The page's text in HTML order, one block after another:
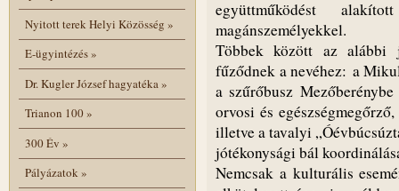
Nyitott terek Helyi Közösség »
E-ügyintézés»
Dr. Kugler József hagyatéka»
Trianon 100»
300 Év »
Pályázatok»
együttműködést
magánszemélyekkel.
Többek között az alábbi
fűződnek a nevéhez: a
a szűrőbusz
orvosi és
illetve a tavalyi
jótékonysági bál
Nemcsak a kulturális